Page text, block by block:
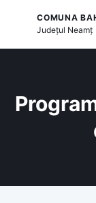
COMUNA
Județul Neamț